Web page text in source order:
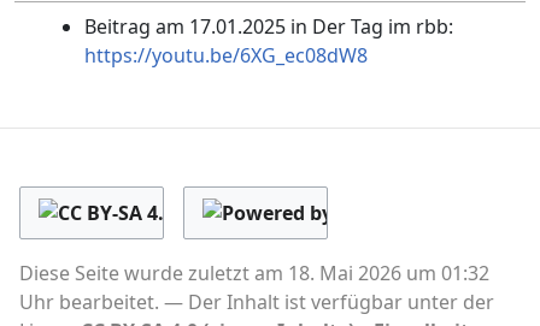
Beitrag am 17.01.2025 in Der Tag im rbb:
https://youtu.be/6XG_ec08dW8
Diese Seite wurde zuletzt am 18. Mai 2026 um 01:32
Uhr bearbeitet.
Der Inhalt ist verfügbar unter der